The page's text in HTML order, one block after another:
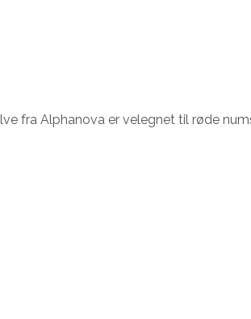
fra Alphanova er velegnet til røde